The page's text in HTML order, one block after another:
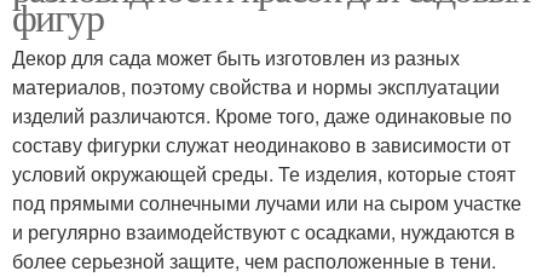
фигур
Декор для сада может быть изготовлен из разных
материалов, поэтому свойства и нормы эксплуатации
изделий различаются. Кроме того, даже одинаковые по
составу фигурки служат неодинаково в зависимости от
условий окружающей среды. Те изделия, которые стоят
под прямыми солнечными лучами или на сыром участке
и регулярно взаимодействуют с осадками, нуждаются в
более серьезной защите, чем расположенные в тени.